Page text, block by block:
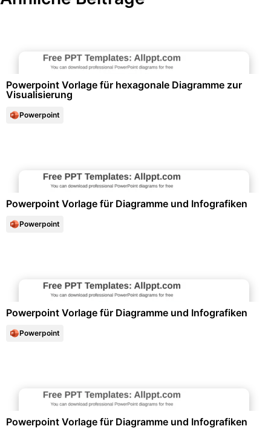
Powerpoint Vorlage für hexagonale Diagramme zur
Visualisierung
Powerpoint
Powerpoint Vorlage für Diagramme und Infografiken
Powerpoint
Powerpoint Vorlage für Diagramme und Infografiken
Powerpoint
Powerpoint Vorlage für Diagramme und Infografiken